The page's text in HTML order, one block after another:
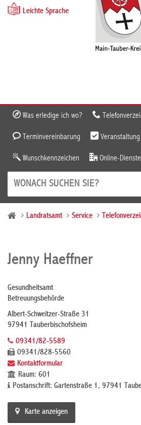
Leichte Sprache
Was erledige ich wo?
Terminvereinbarung
Wunschkennzeichen Online-Dienste
Landratsamt Service
Jenny Haeffner
Gesundheitsamt
Betreuungsbehörde
Albert-Schweitzer-Straße 31
97941 Tauberbischofsheim
09341/82-5589
09341/828-5560
Kontaktformular
Raum: 601
Postanschrift: Gartenstraße 1, 97941
Karte anzeigen